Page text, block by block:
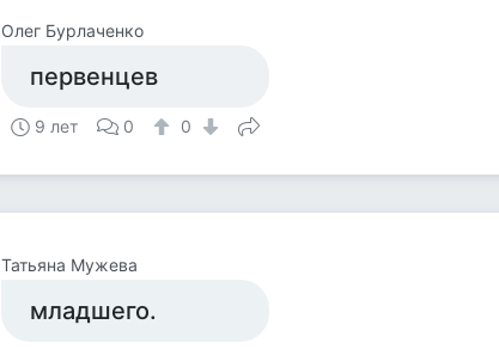
Олег Бурлаченко
первенцев
9 лет 0 0
Татьяна Мужева
младшего.